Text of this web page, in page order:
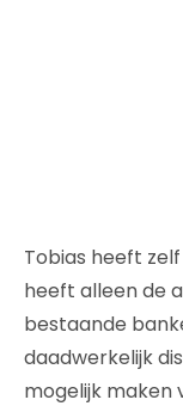
Tobias heeft
heeft alleen de
bestaande
daadwerkelijk
mogelijk maken